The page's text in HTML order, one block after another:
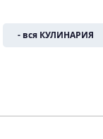
- вся КУЛИНАРИЯ